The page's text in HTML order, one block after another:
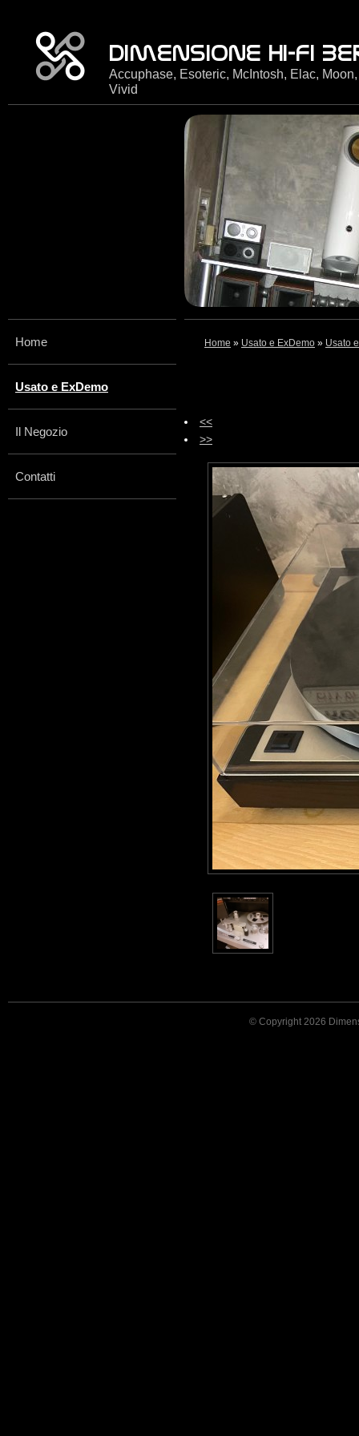
Accuphase, Esoteric, McIntosh, Elac,
Vivid
Home » Usato e ExDemo » Usato
<<
>>
Home
Usato e ExDemo
Il Negozio
Contatti
© Copyright 2026